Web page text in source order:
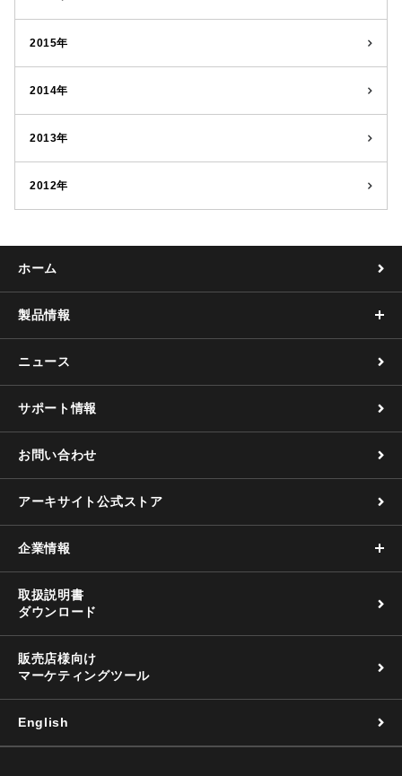
2015年
2014年
2013年
2012年
ホーム
製品情報
ニュース
サポート情報
お問い合わせ
アーキサイト公式ストア
企業情報
取扱説明書
ダウンロード
販売店様向け
マーケティングツール
English